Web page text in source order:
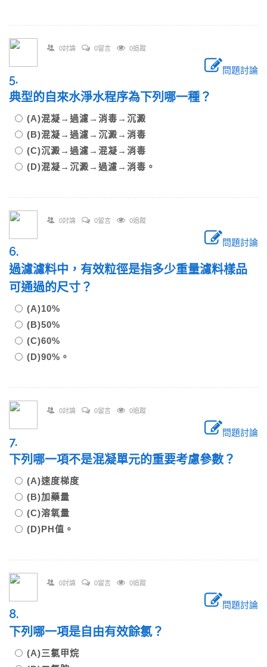
0討論 0留言 0追蹤
問題討論
5.
典型的自來水淨水程序為下列哪一種？
(A)混凝→過濾→消毒→沉澱
(B)混凝→過濾→沉澱→消毒
(C)沉澱→過濾→混凝→消毒
(D)混凝→沉澱→過濾→消毒。
0討論 0留言 0追蹤
問題討論
6.
過濾濾料中，有效粒徑是指多少重量濾料樣品
可通過的尺寸？
(A)10%
(B)50%
(C)60%
(D)90%。
0討論 0留言 0追蹤
問題討論
7.
下列哪一項不是混凝單元的重要考慮參數？
(A)速度梯度
(B)加藥量
(C)溶氧量
(D)PH值。
0討論 0留言 0追蹤
問題討論
8.
下列哪一項是自由有效餘氯？
(A)三氯甲烷